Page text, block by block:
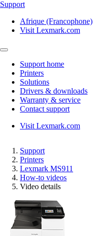
Support
Afrique (Francophone)
Visit Lexmark.com
Support home
Printers
Solutions
Drivers & downloads
Warranty & service
Contact support
Visit Lexmark.com
Support
Printers
Lexmark MS911
How-to videos
Video details